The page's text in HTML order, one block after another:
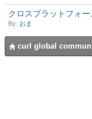
クロスプラットフォ
By: おま
curl global